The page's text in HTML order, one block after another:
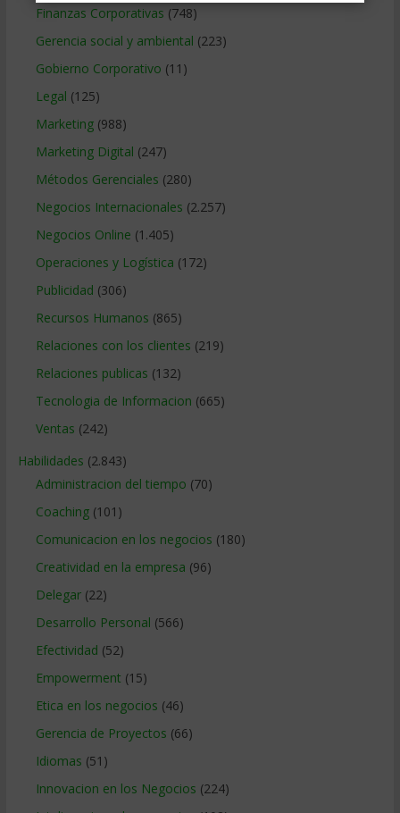
Finanzas Corporativas (748)
Gerencia social y ambiental (223)
Gobierno Corporativo (11)
Legal (125)
Marketing(988)
Marketing Digital (247)
Métodos Gerenciales (280)
Negocios Internacionales (2.257)
Negocios Online (1.405)
Operaciones y Logística (172)
Publicidad (306)
Recursos Humanos (865)
Relaciones con los clientes (219)
Relaciones publicas (132)
Tecnologia de Informacion (665)
Ventas (242)
Habilidades (2.843)
Administracion del tiempo (70)
Coaching(101)
Comunicacion en los negocios (180)
Creatividad en la empresa (96)
Delegar(22)
Desarrollo Personal (566)
Efectividad (52)
Empowerment (15)
Etica en los negocios (46)
Gerencia de Proyectos (66)
Idiomas (51)
Innovacion en los Negocios (224)